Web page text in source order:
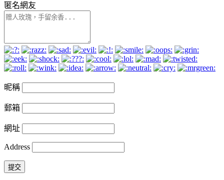
匿名網友
昵稱
郵箱
網址
Address
提交